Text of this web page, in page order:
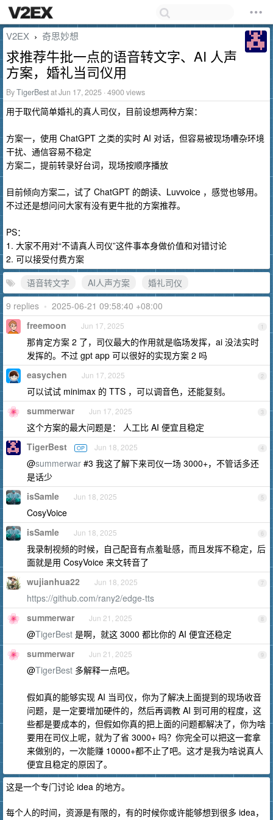
V2EX › 奇思妙想
求推荐牛批一点的语音转文字、AI 人声
方案，婚礼当司仪用
ByTigerBestat Jun 17, 2025 · 4900 views
用于取代简单婚礼的真人司仪，目前设想两种方案：
方案一，使用 ChatGPT 之类的实时 AI 对话，但容易被现场嘈杂环境
干扰、通信容易不稳定
方案二，提前转录好台词，现场按顺序播放
目前倾向方案二，试了 ChatGPT 的朗读、Luvvoice ，感觉也够用。
不过还是想问问大家有没有更牛批的方案推荐。
PS：
1. 大家不用对“不请真人司仪”这件事本身做价值和对错讨论
2. 可以接受付费方案
语音转文字
AI人声方案
婚礼司仪
9 replies • 2025-06-21 09:58:40 +08:00
1
freemoon Jun 17, 2025
那肯定方案 2 了，司仪最大的作用就是临场发挥，ai 没法实时
发挥的。不过 gpt app 可以很好的实现方案 2 吗
2
easychen Jun 17, 2025
可以试试 minimax 的 TTS ，可以调音色，还能复刻。
3
summerwar Jun 17, 2025
这个方案的最大问题是： 人工比 AI 便宜且稳定
4
TigerBest OP Jun 18, 2025
@summerwar #3 我这了解下来司仪一场 3000+，不管话多还
是话少
5
isSamle Jun 18, 2025
CosyVoice
6
isSamle Jun 18, 2025
我录制视频的时候，自己配音有点羞耻感，而且发挥不稳定，后
面就是用 CosyVoice 来文转音了
7
wujianhua22 Jun 18, 2025
https://github.com/rany2/edge-tts
8
summerwar Jun 21, 2025
@TigerBest 是啊，就这 3000 都比你的 AI 便宜还稳定
9
summerwar Jun 21, 2025
@TigerBest 多解释一点吧。
假如真的能够实现 AI 当司仪，你为了解决上面提到的现场收音
问题，是一定要增加硬件的，然后再调教 AI 到可用的程度，这
些都是要成本的，但假如你真的把上面的问题都解决了，你为啥
要用在司仪上呢，就为了省 3000+ 吗？你完全可以把这一套拿
来做别的，一次能赚 10000+都不止了吧。这才是我为啥说真人
便宜且稳定的原因了。
这是一个专门讨论 idea 的地方。
每个人的时间，资源是有限的，有的时候你或许能够想到很多 idea，